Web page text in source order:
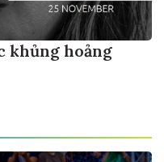
khủng hoảng